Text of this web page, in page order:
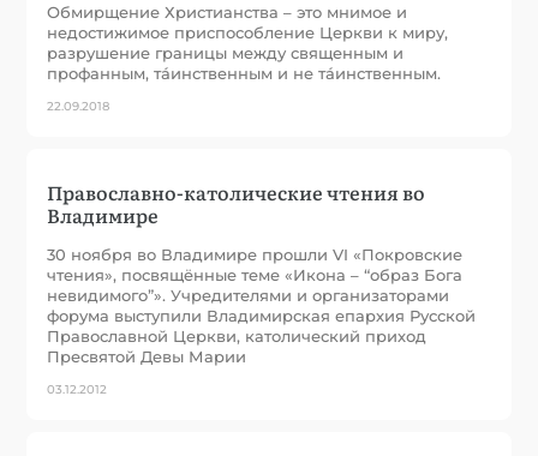
Обмирщение Христианства – это мнимое и
недостижимое приспособление Церкви к миру,
разрушение границы между священным и
профанным, тáинственным и не тáинственным.
22.09.2018
Православно-католические чтения во
Владимире
30 ноября во Владимире прошли VI «Покровские
чтения», посвящённые теме «Икона – “образ Бога
невидимого”». Учредителями и организаторами
форума выступили Владимирская епархия Русской
Православной Церкви, католический приход
Пресвятой Девы Марии
03.12.2012